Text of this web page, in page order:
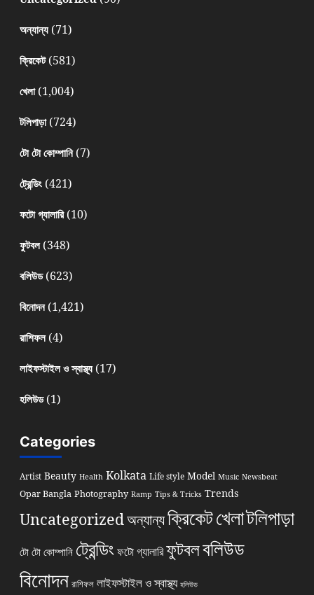
অন্যান্য(71)
ক্রিকেট(581)
খেলা(1,004)
টলিপাড়া(724)
টো টো কোম্পানি(7)
ট্রেন্ডিং(421)
ফটো গ্যালারি(10)
ফুটবল(348)
বলিউড(623)
বিনোদন(1,421)
রাশিফল(4)
লাইফস্টাইল ও স্বাস্থ্য(17)
হলিউড(1)
Categories
Artist Beauty Health Kolkata Life style Model Music Newsbeat
Opar Bangla Photography Ramp Tips & Tricks Trends
Uncategorizedঅন্যান্যক্রিকেটখেলাটলিপাড়া
টো টো কোম্পানি ট্রেন্ডিং ফটো গ্যালারি ফুটবলবলিউড
বিনোদন রাশিফল লাইফস্টাইল ও স্বাস্থ্য হলিউড